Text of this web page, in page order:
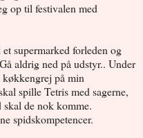
op til festivalen med
supermarked forleden og
aldrig ned på udstyr.. Under
på min
spille Tetris med sagerne,
skal de nok komme.
spidskompetencer.